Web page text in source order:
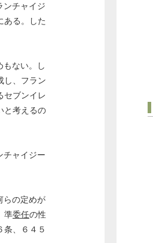
ンチャイジ
ある。した
もない。し
し、フラン
セブンイレ
と考えるの
ャイジー
らの定めが
準委任の性
条、６４５